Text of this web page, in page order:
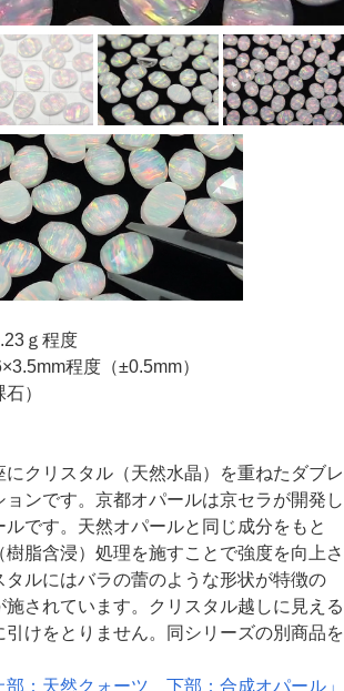
ｇ程度
程度（±0.5mm）
）
クリスタル（天然水晶）を重ねたダブレ
ョンです。京都オパールは京セラが開発し
です。天然オパールと同じ成分をもと
脂含浸）処理を施すことで強度を向上さ
タルにはバラの蕾のような形状が特徴の
施されています。クリスタル越しに見える
けをとりません。同シリーズの別商品を
部：天然クォーツ 下部：合成オパール」